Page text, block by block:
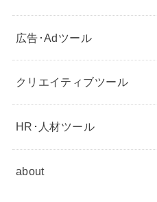
広告･Adツール
クリエイティブツール
HR･人材ツール
about